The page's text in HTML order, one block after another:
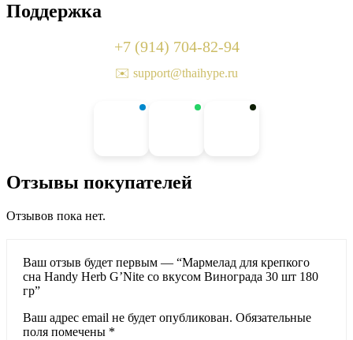
Поддержка
+7 (914) 704-82-94
✉️ support@thaihype.ru
Отзывы покупателей
Отзывов пока нет.
Ваш отзыв будет первым — “Мармелад для крепкого
сна Handy Herb G’Nite со вкусом Винограда 30 шт 180
гр”
Ваш адрес email не будет опубликован. Обязательные
поля помечены *